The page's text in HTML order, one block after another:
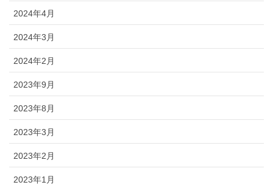
2024年4月
2024年3月
2024年2月
2023年9月
2023年8月
2023年3月
2023年2月
2023年1月